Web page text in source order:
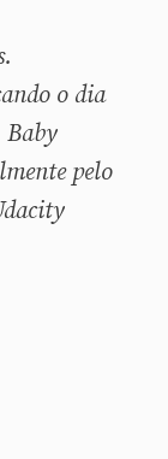
o dia
pelo